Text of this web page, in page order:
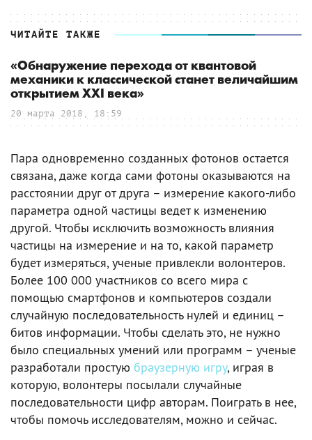
ЧИТАЙТЕ ТАКЖЕ
«Обнаружение перехода от квантовой
механики к классической станет величайшим
открытием XXI века»
20 марта 2018, 18:59
Пара одновременно созданных фотонов остается
связана, даже когда сами фотоны оказываются на
расстоянии друг от друга – измерение какого-либо
параметра одной частицы ведет к изменению
другой. Чтобы исключить возможность влияния
частицы на измерение и на то, какой параметр
будет измеряться, ученые привлекли волонтеров.
Более 100 000 участников со всего мира с
помощью смартфонов и компьютеров создали
случайную последовательность нулей и единиц –
битов информации. Чтобы сделать это, не нужно
было специальных умений или программ – ученые
разработали простую браузерную игру, играя в
которую, волонтеры посылали случайные
последовательности цифр авторам. Поиграть в нее,
чтобы помочь исследователям, можно и сейчас.